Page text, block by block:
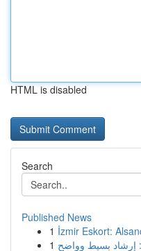
HTML is disabled
Search
Published News
1 İzmir Eskort:
1 إرشاد بسيط وواضح